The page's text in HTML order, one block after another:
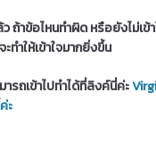
าข้อไหนทำผิด หรือยังไม่เข้
ทำให้เข้าใจมากยิ่งขึ้น
รถเข้าไปทำได้ที่ลิงค์นี่ค่ะ
ะ